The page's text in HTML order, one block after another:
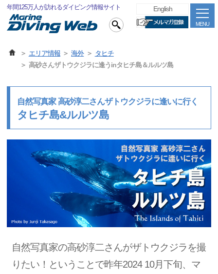
年間125万人が訪れるダイビング情報サイト
MENU
English
エリア情報 海外
タヒチ
高砂さんザトウクジラに逢うinタヒチ島＆ルルツ島
自然写真家 高砂淳二さんザトウクジラに逢いに行く
タヒチ島&ルルツ島
自然写真家の高砂淳二さんがザトウクジラを撮
りたい！ということで昨年2024 10月下旬、マ